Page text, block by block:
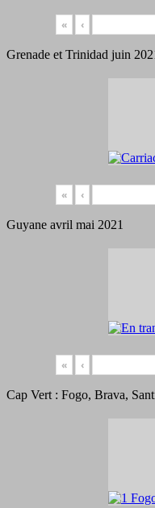
« ‹
Grenade et Trinidad juin
« ‹
Guyane avril mai 2021
« ‹
Cap Vert : Fogo, Brava,